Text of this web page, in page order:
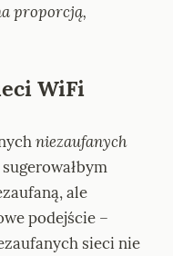
proporcją,
WiFi
niezaufanych
ale
podejście –
sieci nie